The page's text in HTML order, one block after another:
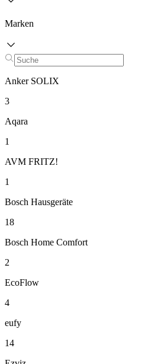
Marken
Anker SOLIX
3
Aqara
1
AVM FRITZ!
1
Bosch Hausgeräte
18
Bosch Home Comfort
2
EcoFlow
4
eufy
14